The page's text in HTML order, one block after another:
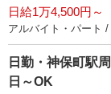
日給1万4,500円～
アルバイト・パート
日勤・神保町駅
日～OK